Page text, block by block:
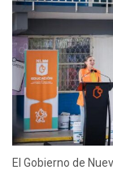
El Gobierno de